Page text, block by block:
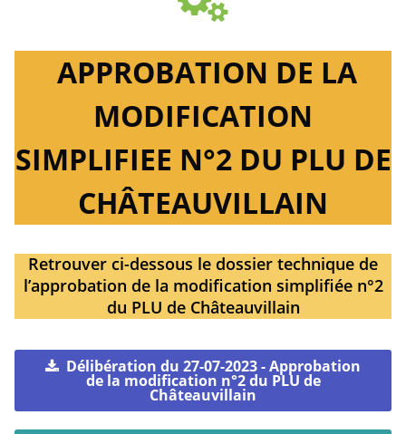
APPROBATION DE LA
MODIFICATION
SIMPLIFIEE N°2 DU PLU DE
CHÂTEAUVILLAIN
Retrouver ci-dessous le dossier technique de
l’approbation de la modification simplifiée n°2
du PLU de Châteauvillain
Délibération du 27-07-2023 - Approbation
de la modification n°2 du PLU de
Châteauvillain